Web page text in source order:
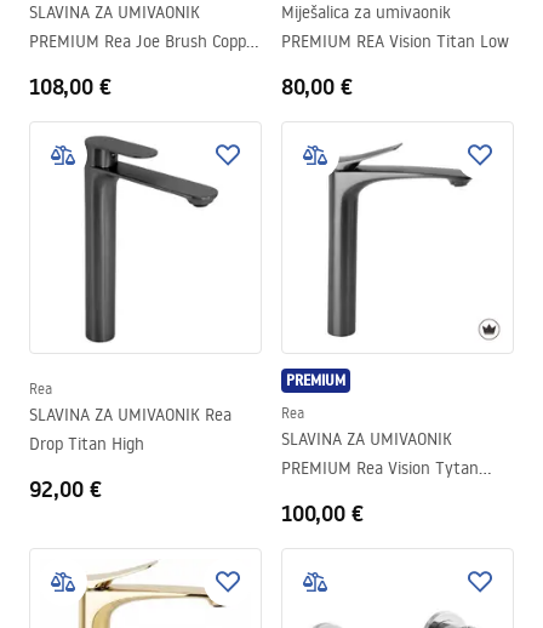
SLAVINA ZA UMIVAONIK
PREMIUM Rea Joe Brush Copper
108,00 €
Miješalica za umivaonik
PREMIUM REA Vision Titan Low
80,00 €
Rea
SLAVINA ZA UMIVAONIK Rea
Drop Titan High
92,00 €
PREMIUM
Rea
SLAVINA ZA UMIVAONIK
PREMIUM Rea Vision Tytan
100,00 €